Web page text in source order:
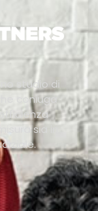
studio di
coniuga
sia in